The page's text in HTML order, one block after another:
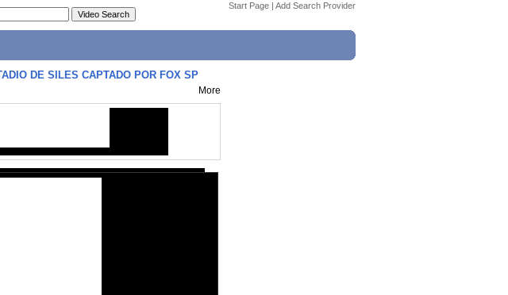
Start Page | Add Search Provider
DE SILES CAPTADO POR FOX SP
More